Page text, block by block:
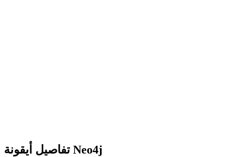
تفاصيل أيقونة Neo4j